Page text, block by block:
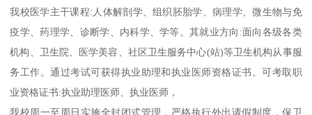
我校医学主干课程:人体解剖学、组织胚胎学、病理学、微生物与免
疫学、药理学、诊断学、内科学、学等。其就业方向:面向各级各类
机构、卫生院、医学美容、社区卫生服务中心(站)等卫生机构从事服
务工作。通过考试可获得执业助理和执业医师资格证书。可考取职
业资格证书:执业助理医师、执业医师，
我校周一至周日实施全封闭式管理，严格执行外出请假制度，保卫